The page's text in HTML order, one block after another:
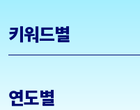
키워드별
연도별